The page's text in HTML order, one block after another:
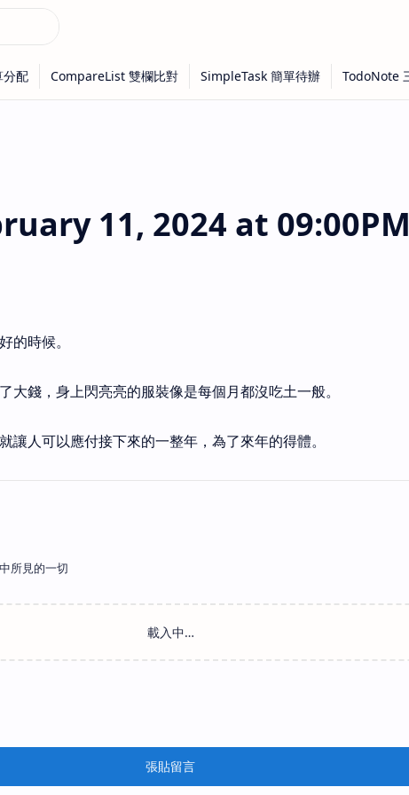
11, 2024 at 09:00PM
的時候。
大錢，身上閃亮亮的服裝像是每個月都沒吃土一般。
讓人可以應付接下來的一整年，為了來年的得體。
所見的一切
張貼留言